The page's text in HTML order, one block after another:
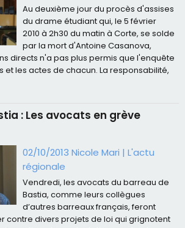
Au deuxième jour du procès d'assises
du drame étudiant qui, le 5 février
2010 à 2h30 du matin à Corte, se solde
par la mort d'Antoine Casanova,
directs n'a pas plus permis que l'enquête
et les actes de chacun. La responsabilité,
: Les avocats en grève
02/10/2013 Nicole Mari |L'actu
régionale
Vendredi, les avocats du barreau de
Bastia, comme leurs collègues
d’autres barreaux français, feront
contre divers projets de loi qui grignotent